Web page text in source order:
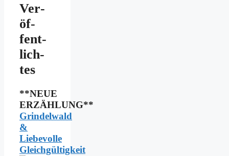
Ver­
öf­
fent­
lich­
tes
**NEUE
ERZÄHLUNG**
Grindelwald
&
Liebevolle
Gleichgültigkeit